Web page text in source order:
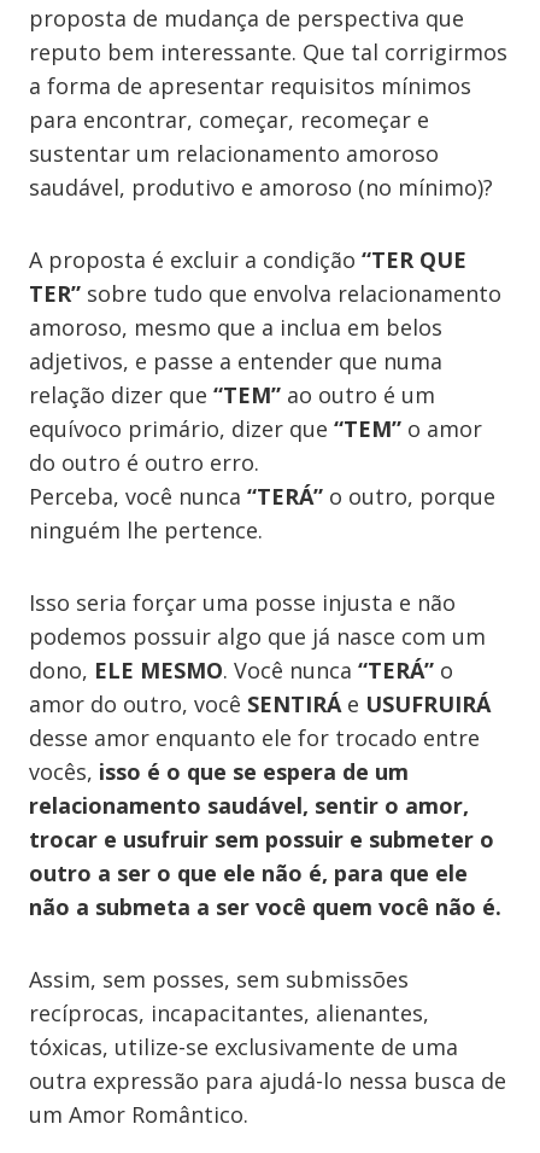
proposta de mudança de perspectiva que
reputo bem interessante. Que tal corrigirmos
a forma de apresentar requisitos mínimos
para encontrar, começar, recomeçar e
sustentar um relacionamento amoroso
saudável, produtivo e amoroso (no mínimo)?
A proposta é excluir a condição “TER QUE
TER” sobre tudo que envolva relacionamento
amoroso, mesmo que a inclua em belos
adjetivos, e passe a entender que numa
relação dizer que “TEM” ao outro é um
equívoco primário, dizer que “TEM” o amor
do outro é outro erro.
Perceba, você nunca “TERÁ” o outro, porque
ninguém lhe pertence.
Isso seria forçar uma posse injusta e não
podemos possuir algo que já nasce com um
dono, ELE MESMO. Você nunca “TERÁ” o
amor do outro, você SENTIRÁe USUFRUIRÁ
desse amor enquanto ele for trocado entre
vocês, isso é o que se espera de um
relacionamento saudável, sentir o amor,
trocar e usufruir sem possuir e submeter o
outro a ser o que ele não é, para que ele
não a submeta a ser você quem você não é.
Assim, sem posses, sem submissões
recíprocas, incapacitantes, alienantes,
tóxicas, utilize-se exclusivamente de uma
outra expressão para ajudá-lo nessa busca de
um Amor Romântico.